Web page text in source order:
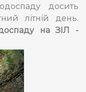
досить
літній день.
на ЗІЛ -